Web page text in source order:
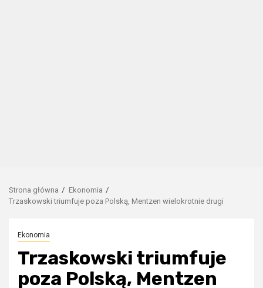
Strona główna
Ekonomia
Trzaskowski triumfuje poza Polską, Mentzen wielokrotnie drugi
Ekonomia
Trzaskowski triumfuje
poza Polską, Mentzen